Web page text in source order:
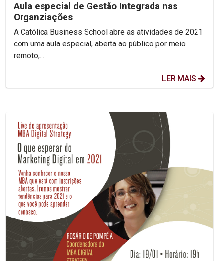
Aula especial de Gestão Integrada nas
Organziações
A Católica Business School abre as atividades de 2021
com uma aula especial, aberta ao público por meio
remoto,...
LER MAIS